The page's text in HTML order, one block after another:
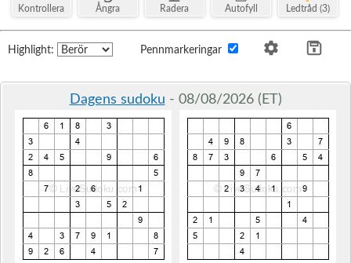
Kontrollera Ångra Radera Autofyll Ledtråd (3)
Highlight: Pennmarkeringar
Dagens sudoku - 08/08/2026 (ET)